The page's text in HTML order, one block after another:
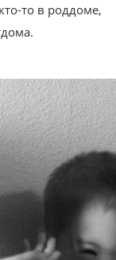
то в роддоме,